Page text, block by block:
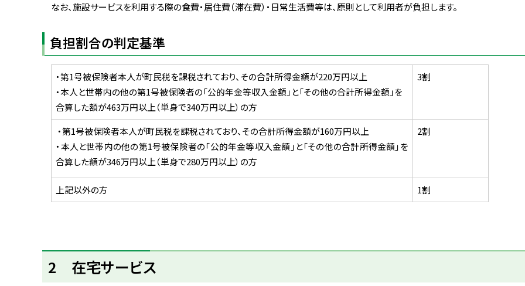
なお、施設サービスを利用する際の食費・居住費（滞在費）・日常生活費等は、原則として利用者が負担します。
負担割合の判定基準
・第1号被保険者本人が町民税を課税されており、その合計所得金額が220万円以上
・本人と世帯内の他の第1号被保険者の「公的年金等収入金額」と「その他の合計所得金額」を
合算した額が463万円以上（単身で340万円以上）の方
3割
・第1号被保険者本人が町民税を課税されており、その合計所得金額が160万円以上
・本人と世帯内の他の第1号被保険者の「公的年金等収入金額」と「その他の合計所得金額」を
合算した額が346万円以上（単身で280万円以上）の方
2割
上記以外の方 1割
ト
ッ
2 在宅サービス